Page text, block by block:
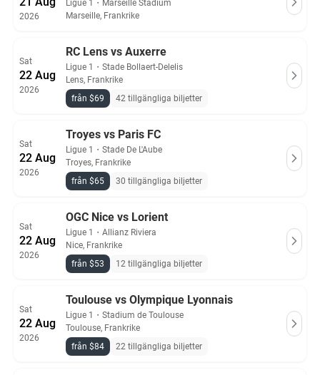
2026
Ligue 1 ・ Marseille Stadium
Marseille, Frankrike
Sat
22 Aug
2026
RC Lens vs Auxerre
Ligue 1 ・ Stade Bollaert-Delelis
Lens, Frankrike
från $69
42 tillgängliga biljetter
Sat
22 Aug
2026
Troyes vs Paris FC
Ligue 1 ・ Stade De L'Aube
Troyes, Frankrike
från $65
30 tillgängliga biljetter
Sat
22 Aug
2026
OGC Nice vs Lorient
Ligue 1 ・ Allianz Riviera
Nice, Frankrike
från $53
12 tillgängliga biljetter
Sat
22 Aug
2026
Toulouse vs Olympique Lyonnais
Ligue 1 ・ Stadium de Toulouse
Toulouse, Frankrike
från $84
22 tillgängliga biljetter